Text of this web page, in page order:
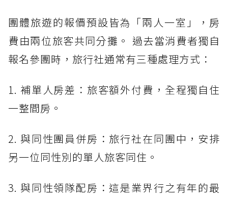
團體旅遊的報價預設皆為「兩人一室」，房
費由兩位旅客共同分攤。 過去當消費者獨自
報名參團時，旅行社通常有三種處理方式：
1. 補單人房差：旅客額外付費，全程獨自住
一整間房。
2. 與同性團員併房：旅行社在同團中，安排
另一位同性別的單人旅客同住。
3. 與同性領隊配房：這是業界行之有年的最